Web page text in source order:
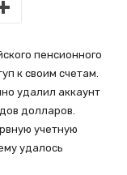
пенсионного
к своим счетам.
удалил аккаунт
долларов.
учетную
удалось